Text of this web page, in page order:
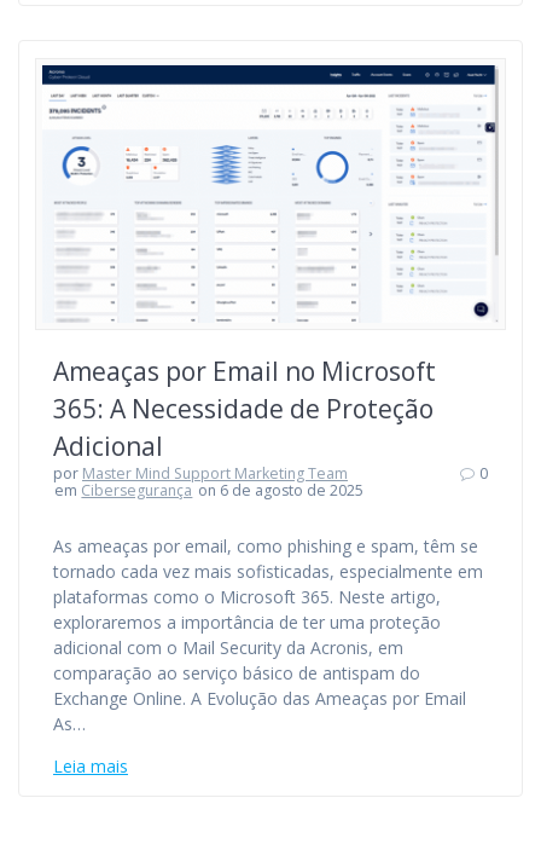
Ameaças por Email no Microsoft
365: A Necessidade de Proteção
Adicional
por Master Mind Support Marketing Team
em Cibersegurança on 6 de agosto de 2025
0
As ameaças por email, como phishing e spam, têm se
tornado cada vez mais sofisticadas, especialmente em
plataformas como o Microsoft 365. Neste artigo,
exploraremos a importância de ter uma proteção
adicional com o Mail Security da Acronis, em
comparação ao serviço básico de antispam do
Exchange Online. A Evolução das Ameaças por Email
As…
Leia mais